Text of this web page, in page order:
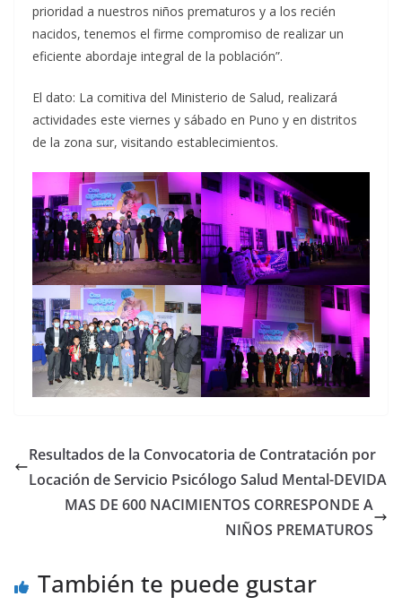
prioridad a nuestros niños prematuros y a los recién
nacidos, tenemos el firme compromiso de realizar un
eficiente abordaje integral de la población”.
El dato: La comitiva del Ministerio de Salud, realizará
actividades este viernes y sábado en Puno y en distritos
de la zona sur, visitando establecimientos.
Resultados de la Convocatoria de Contratación por
Locación de Servicio Psicólogo Salud Mental-DEVIDA
MAS DE 600 NACIMIENTOS CORRESPONDE A
NIÑOS PREMATUROS
También te puede gustar